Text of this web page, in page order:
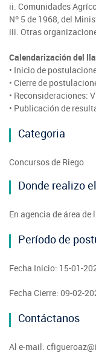
Fotografía
Biblioteca
ii. Comunidades
Nº 5 de 1968, del
iii. Otras
Calendarización del
• Inicio de
• Cierre de
• Reconsideraciones:
• Publicación de
Categoria
Concursos de Riego
Donde realizo
En agencia de área
Período de
Fecha Inicio: 15-01-
Fecha Cierre: 09-02-
Contáctanos
Al e-mail: